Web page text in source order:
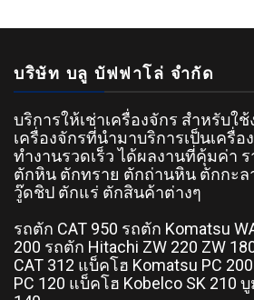
บริษัท บลู บัฟฟาโล่ จำกัด
บริการให้เช่าเครื่องจักร สำหรับใ
เครื่องจักรที่นำมาบริการเป็นเครื่
ทำงานรวดเร็ว ได้ผลงานที่คุ้มค่า
ตักหิน ตักทราย ตักถ่านหิน ตักกะล
วู๊ดชิป ตักแร่ ตักสินค้าต่างๆ
รถตัก CAT 950 รถตัก Komatsu
200 รถตัก Hitachi ZW 220 ZW
CAT 312 แบ็คโฮ Komatsu PC
PC 120 แบ็คโฮ Kobelco SK 210